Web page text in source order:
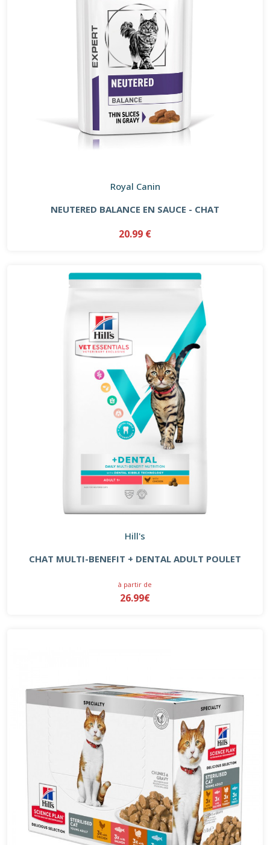
Royal Canin
NEUTERED BALANCE EN SAUCE - CHAT
20.99 €
Hill's
CHAT MULTI-BENEFIT + DENTAL ADULT POULET
à partir de
26.99€